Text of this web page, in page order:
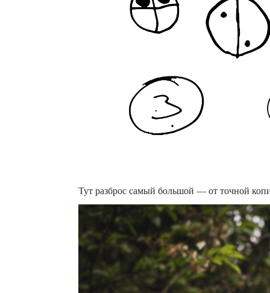
Тут разброс самый большой — от точной